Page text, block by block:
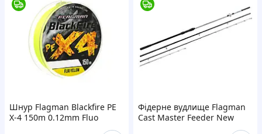
Шнур Flagman Blackfire PE
X-4 150m 0.12mm Fluo
Фідерне вудлище Flagman
Cast Master Feeder New